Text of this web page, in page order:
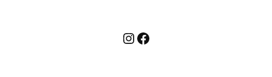
Instagram
Facebook